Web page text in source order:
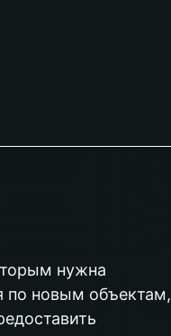
нужна
по новым объектам,